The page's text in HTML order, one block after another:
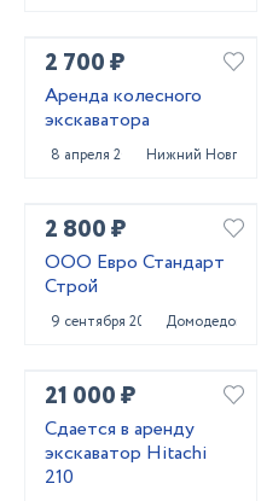
2 700 ₽
Аренда колесного
экскаватора
8 апреля 2025 Нижний Новгород
2 800 ₽
ООО Евро Стандарт
Строй
9 сентября 2023 Домодедово
21 000 ₽
Сдается в аренду
экскаватор Hitachi
210